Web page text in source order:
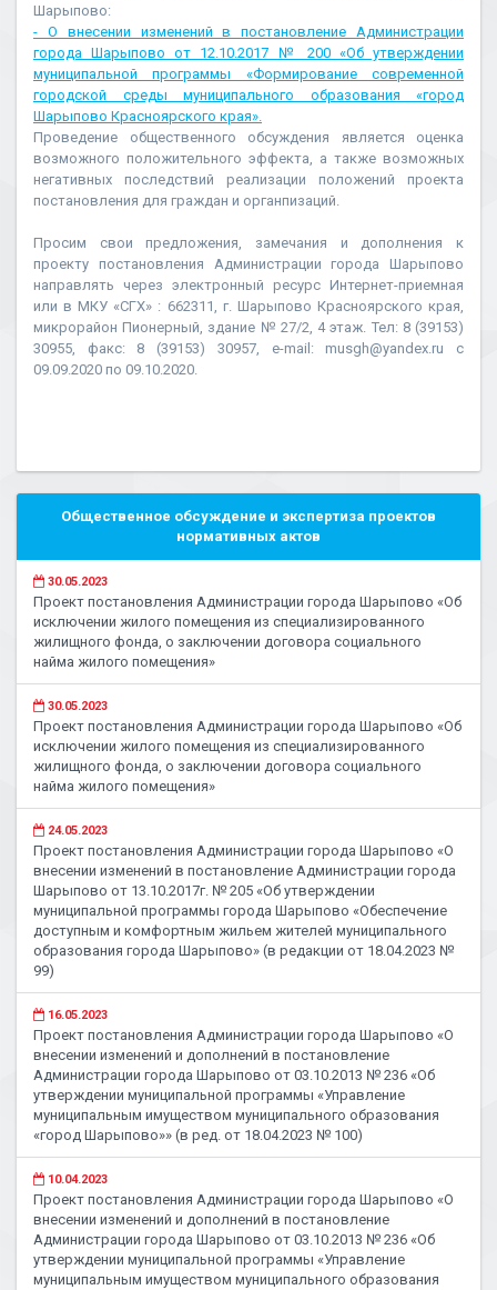
Шарыпово:
- О внесении изменений в постановление Администрации
города Шарыпово от 12.10.2017 № 200 «Об утверждении
муниципальной программы «Формирование современной
городской среды муниципального образования «город
Шарыпово Красноярского края».
Проведение общественного обсуждения является оценка
возможного положительного эффекта, а также возможных
негативных последствий реализации положений проекта
постановления для граждан и органпизаций.
Просим свои предложения, замечания и дополнения к
проекту постановления Администрации города Шарыпово
направлять через электронный ресурс Интернет-приемная
или в МКУ «СГХ» : 662311, г. Шарыпово Красноярского края,
микрорайон Пионерный, здание № 27/2, 4 этаж. Тел: 8 (39153)
30955, факс: 8 (39153) 30957, e-mail: musgh@yandex.ru с
09.09.2020 по 09.10.2020.
Общественное обсуждение и экспертиза проектов
нормативных актов
30.05.2023
Проект постановления Администрации города Шарыпово «Об
исключении жилого помещения из специализированного
жилищного фонда, о заключении договора социального
найма жилого помещения»
30.05.2023
Проект постановления Администрации города Шарыпово «Об
исключении жилого помещения из специализированного
жилищного фонда, о заключении договора социального
найма жилого помещения»
24.05.2023
Проект постановления Администрации города Шарыпово «О
внесении изменений в постановление Администрации города
Шарыпово от 13.10.2017г. № 205 «Об утверждении
муниципальной программы города Шарыпово «Обеспечение
доступным и комфортным жильем жителей муниципального
образования города Шарыпово» (в редакции от 18.04.2023 №
99)
16.05.2023
Проект постановления Администрации города Шарыпово «О
внесении изменений и дополнений в постановление
Администрации города Шарыпово от 03.10.2013 № 236 «Об
утверждении муниципальной программы «Управление
муниципальным имуществом муниципального образования
«город Шарыпово»» (в ред. от 18.04.2023 № 100)
10.04.2023
Проект постановления Администрации города Шарыпово «О
внесении изменений и дополнений в постановление
Администрации города Шарыпово от 03.10.2013 № 236 «Об
утверждении муниципальной программы «Управление
муниципальным имуществом муниципального образования